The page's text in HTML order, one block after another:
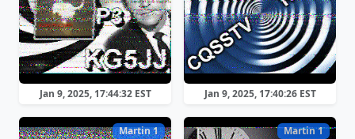
Jan 9, 2025, 17:44:32 EST Jan 9, 2025, 17:40:26 EST
Martin 1 Martin 1